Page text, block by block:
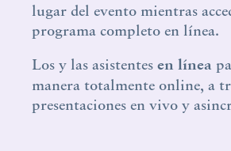
lugar del evento mientras
programa completo en línea.
Los y las asistentes en línea
manera totalmente online, a
presentaciones en vivo y